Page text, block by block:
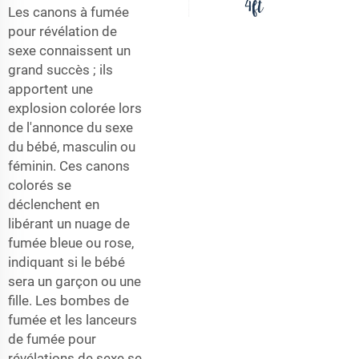
Les canons à fumée
pour révélation de
sexe connaissent un
grand succès ; ils
apportent une
explosion colorée lors
de l'annonce du sexe
du bébé, masculin ou
féminin. Ces canons
colorés se
déclenchent en
libérant un nuage de
fumée bleue ou rose,
indiquant si le bébé
sera un garçon ou une
fille. Les bombes de
fumée et les lanceurs
de fumée pour